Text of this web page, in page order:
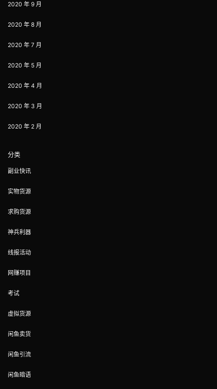
2020 年 9 月
2020 年 8 月
2020 年 7 月
2020 年 5 月
2020 年 4 月
2020 年 3 月
2020 年 2 月
分类
副业快讯
实物货源
求购货源
神兵利器
线报活动
网赚项目
考试
虚拟货源
闲鱼卖货
闲鱼引流
闲鱼暗语